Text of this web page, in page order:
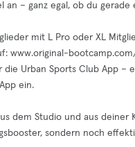
an – ganz egal, ob du
mit L Pro oder XL
www.original-
Urban Sports Club App –
ein.
dem Studio und aus
sondern noch